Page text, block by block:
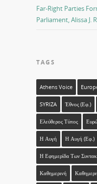
Far-Right Parties
Parliament, Alissa J.
TAGS
Athens Voice
SYRIZA Έθνος (εφ.)
Ελεύθερος Τύπος
Η Αυγή Η Αυγή (εφ.)
Η Εφημερίδα Των
Καθημερινή